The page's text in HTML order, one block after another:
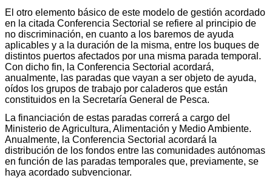
El otro elemento básico de este modelo de gestión acordado
en la citada Conferencia Sectorial se refiere al principio de
no discriminación, en cuanto a los baremos de ayuda
aplicables y a la duración de la misma, entre los buques de
distintos puertos afectados por una misma parada temporal.
Con dicho fin, la Conferencia Sectorial acordará,
anualmente, las paradas que vayan a ser objeto de ayuda,
oídos los grupos de trabajo por caladeros que están
constituidos en la Secretaría General de Pesca.
La financiación de estas paradas correrá a cargo del
Ministerio de Agricultura, Alimentación y Medio Ambiente.
Anualmente, la Conferencia Sectorial acordará la
distribución de los fondos entre las comunidades autónomas
en función de las paradas temporales que, previamente, se
haya acordado subvencionar.